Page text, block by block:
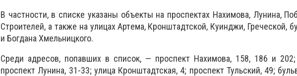
В частности, в списке указаны объекты на проспектах Нахимова, Лунина,
Строителей, а также на улицах Артема, Кронштадтской, Куинджи, Греческой,
и Богдана Хмельницкого.
Среди адресов, попавших в список, — проспект Нахимова, 158, 186 и
проспект Лунина, 31-33; улица Кронштадтская, 4; проспект Тульский, 49;